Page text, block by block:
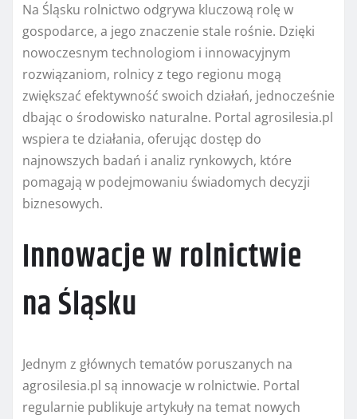
Na Śląsku rolnictwo odgrywa kluczową rolę w
gospodarce, a jego znaczenie stale rośnie. Dzięki
nowoczesnym technologiom i innowacyjnym
rozwiązaniom, rolnicy z tego regionu mogą
zwiększać efektywność swoich działań, jednocześnie
dbając o środowisko naturalne. Portal agrosilesia.pl
wspiera te działania, oferując dostęp do
najnowszych badań i analiz rynkowych, które
pomagają w podejmowaniu świadomych decyzji
biznesowych.
Innowacje w rolnictwie
na Śląsku
Jednym z głównych tematów poruszanych na
agrosilesia.pl są innowacje w rolnictwie. Portal
regularnie publikuje artykuły na temat nowych